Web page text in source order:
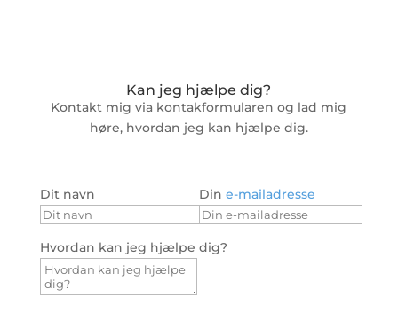
Kan jeg hjælpe dig?
Kontakt mig via kontakformularen og lad mig
høre, hvordan jeg kan hjælpe dig.
Dit navn Din e-mailadresse
Hvordan kan jeg hjælpe dig?